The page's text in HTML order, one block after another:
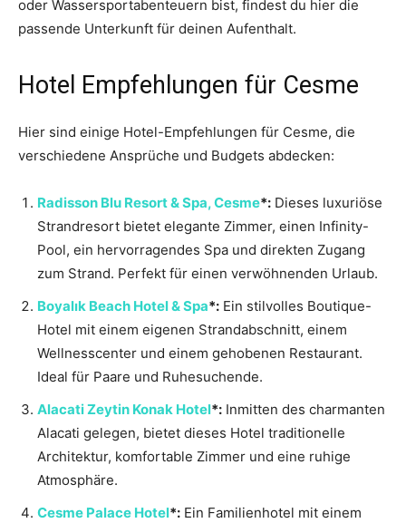
oder Wassersportabenteuern bist, findest du hier die
passende Unterkunft für deinen Aufenthalt.
Hotel Empfehlungen für Cesme
Hier sind einige Hotel-Empfehlungen für Cesme, die
verschiedene Ansprüche und Budgets abdecken:
Radisson Blu Resort & Spa, Cesme*: Dieses luxuriöse
Strandresort bietet elegante Zimmer, einen Infinity-
Pool, ein hervorragendes Spa und direkten Zugang
zum Strand. Perfekt für einen verwöhnenden Urlaub.
Boyalık Beach Hotel & Spa*: Ein stilvolles Boutique-
Hotel mit einem eigenen Strandabschnitt, einem
Wellnesscenter und einem gehobenen Restaurant.
Ideal für Paare und Ruhesuchende.
Alacati Zeytin Konak Hotel*: Inmitten des charmanten
Alacati gelegen, bietet dieses Hotel traditionelle
Architektur, komfortable Zimmer und eine ruhige
Atmosphäre.
Cesme Palace Hotel*: Ein Familienhotel mit einem